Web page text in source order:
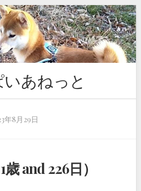
あねっと
年8月29日
and 226日）